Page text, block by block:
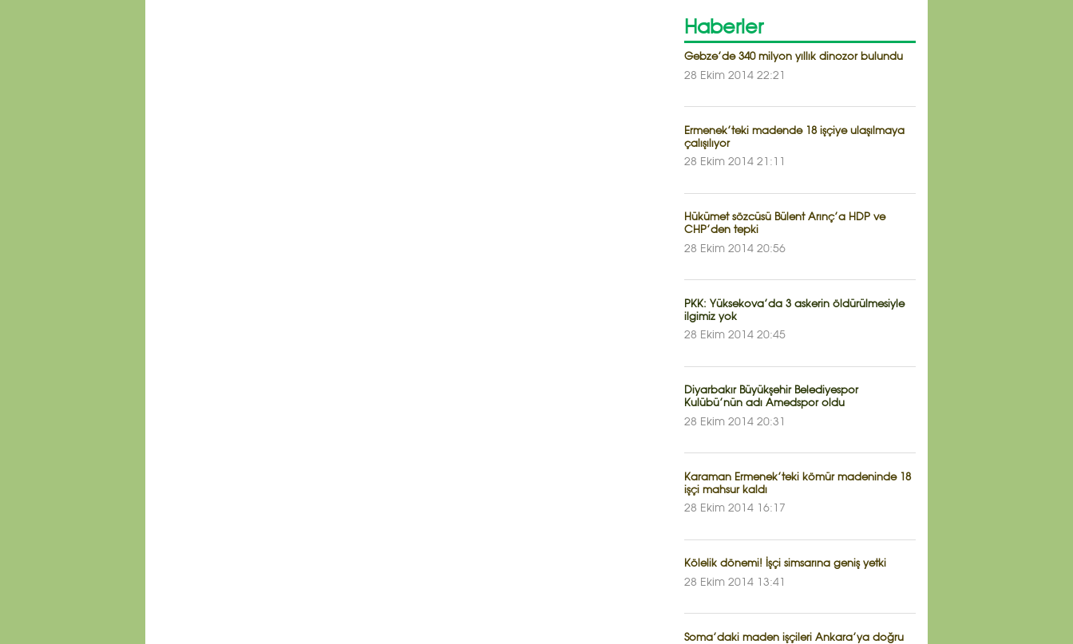
Haberler
Gebze’de 340 milyon yıllık dinozor bulundu
28 Ekim 2014 22:21
Ermenek’teki madende 18 işçiye ulaşılmaya
çalışılıyor
28 Ekim 2014 21:11
Hükümet sözcüsü Bülent Arınç’a HDP ve
CHP’den tepki
28 Ekim 2014 20:56
PKK: Yüksekova’da 3 askerin öldürülmesiyle
ilgimiz yok
28 Ekim 2014 20:45
Diyarbakır Büyükşehir Belediyespor
Kulübü’nün adı Amedspor oldu
28 Ekim 2014 20:31
Karaman Ermenek’teki kömür madeninde 18
işçi mahsur kaldı
28 Ekim 2014 16:17
Kölelik dönemi! İşçi simsarına geniş yetki
28 Ekim 2014 13:41
Soma’daki maden işçileri Ankara’ya doğru